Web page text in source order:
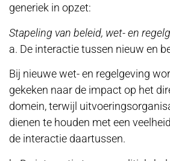
generiek in opzet:
Stapeling van beleid, wet- en
a. De interactie tussen nieuw en
Bij nieuwe wet- en regelgeving
gekeken naar de impact op het
domein, terwijl
dienen te houden met een
de interactie daartussen.